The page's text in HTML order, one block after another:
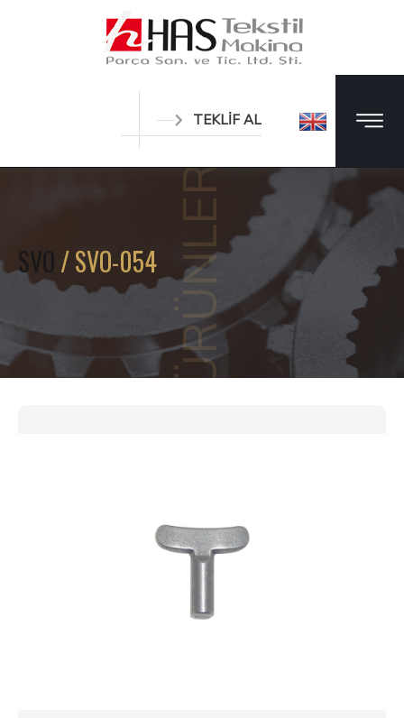
TEKLİF AL
ÜRÜNLER
SVO/ SVO-054